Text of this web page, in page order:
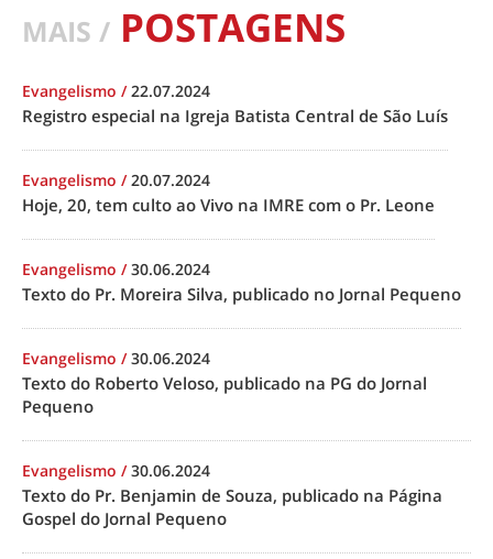
MAIS / POSTAGENS
Evangelismo /22.07.2024
Registro especial na Igreja Batista Central de São Luís
Evangelismo /20.07.2024
Hoje, 20, tem culto ao Vivo na IMRE com o Pr. Leone
Evangelismo /30.06.2024
Texto do Pr. Moreira Silva, publicado no Jornal Pequeno
Evangelismo /30.06.2024
Texto do Roberto Veloso, publicado na PG do Jornal
Pequeno
Evangelismo /30.06.2024
Texto do Pr. Benjamin de Souza, publicado na Página
Gospel do Jornal Pequeno